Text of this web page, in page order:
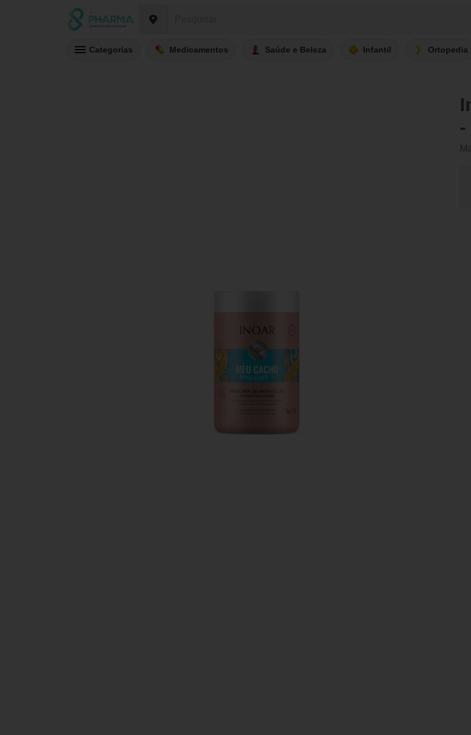
Categorias Medicamentos Saúde e Beleza Infantil Ortopedia
-